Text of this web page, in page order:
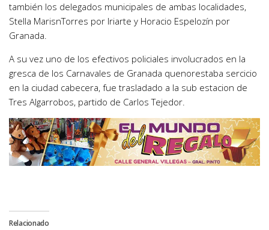
también los delegados municipales de ambas localidades,
Stella MarisnTorres por Iriarte y Horacio Espelozín por
Granada.
A su vez uno de los efectivos policiales involucrados en la
gresca de los Carnavales de Granada quenorestaba sercicio
en la ciudad cabecera, fue trasladado a la sub estacion de
Tres Algarrobos, partido de Carlos Tejedor.
Relacionado